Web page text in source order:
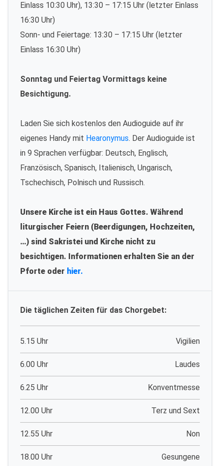
Einlass 10:30 Uhr), 13:30 – 17:15 Uhr (letzter Einlass
16:30 Uhr)
Sonn- und Feiertage: 13:30 – 17:15 Uhr (letzter
Einlass 16:30 Uhr)
Sonntag und Feiertag Vormittags keine
Besichtigung.
Laden Sie sich kostenlos den Audioguide auf ihr
eigenes Handy mit Hearonymus. Der Audioguide ist
in 9 Sprachen verfügbar: Deutsch, Englisch,
Französisch, Spanisch, Italienisch, Ungarisch,
Tschechisch, Polnisch und Russisch.
Unsere Kirche ist ein Haus Gottes. Während
liturgischer Feiern (Beerdigungen, Hochzeiten,
…) sind Sakristei und Kirche nicht zu
besichtigen. Informationen erhalten Sie an der
Pforte oder hier.
Die täglichen Zeiten für das Chorgebet:
5.15 Uhr Vigilien
6.00 Uhr Laudes
6.25 Uhr Konventmesse
12.00 Uhr Terz und Sext
12.55 Uhr Non
18.00 Uhr Gesungene